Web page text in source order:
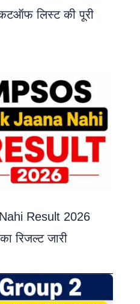
लिस्ट की पूरी
Result 2026
रिजल्ट जारी